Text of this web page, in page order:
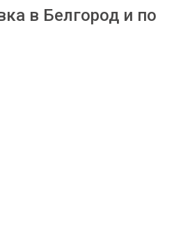
в Белгород и по